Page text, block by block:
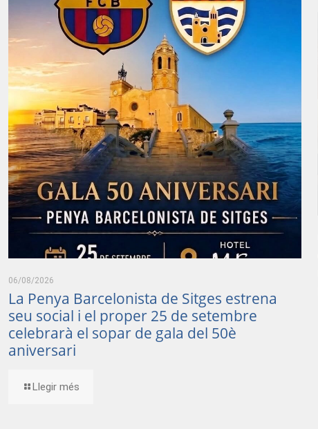
06/08/2026
La Penya Barcelonista de Sitges estrena
seu social i el proper 25 de setembre
celebrarà el sopar de gala del 50è
aniversari
Llegir més